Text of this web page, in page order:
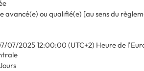
avancé(e) ou qualifié(e) [au sens du
07/202512:00:00 (UTC+2) Heure de